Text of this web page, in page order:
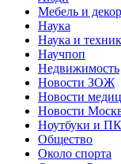
Мебель и декор
Наука
Наука и
Научпоп
Недвижимость
Новости ЗОЖ
Новости
Новости
Ноутбуки и ПК
Общество
Около спорта